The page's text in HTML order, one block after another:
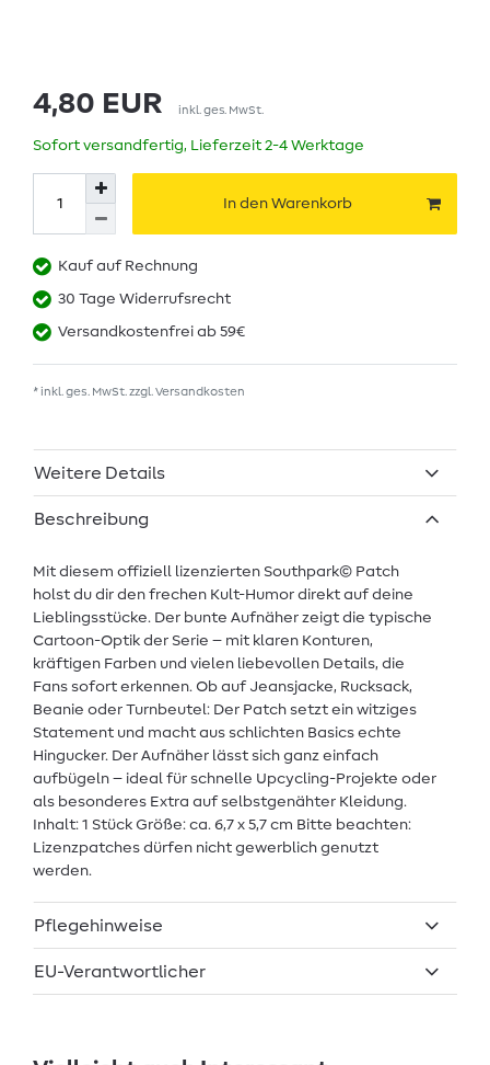
4,80 EUR inkl. ges. MwSt.
Sofort versandfertig, Lieferzeit 2-4 Werktage
In den Warenkorb
Kauf auf Rechnung
30 Tage Widerrufsrecht
Versandkostenfrei ab 59€
* inkl. ges. MwSt. zzgl.Versandkosten
Weitere Details
Beschreibung
Mit diesem offiziell lizenzierten Southpark© Patch
holst du dir den frechen Kult-Humor direkt auf deine
Lieblingsstücke. Der bunte Aufnäher zeigt die typische
Cartoon-Optik der Serie – mit klaren Konturen,
kräftigen Farben und vielen liebevollen Details, die
Fans sofort erkennen. Ob auf Jeansjacke, Rucksack,
Beanie oder Turnbeutel: Der Patch setzt ein witziges
Statement und macht aus schlichten Basics echte
Hingucker. Der Aufnäher lässt sich ganz einfach
aufbügeln – ideal für schnelle Upcycling-Projekte oder
als besonderes Extra auf selbstgenähter Kleidung.
Inhalt: 1 Stück Größe: ca. 6,7 x 5,7 cm Bitte beachten:
Lizenzpatches dürfen nicht gewerblich genutzt
werden.
Pflegehinweise
EU-Verantwortlicher